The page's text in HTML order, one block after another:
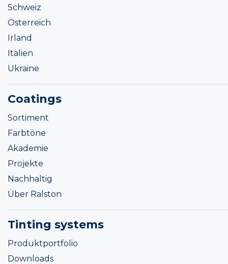
Schweiz
Österreich
Irland
Italien
Ukraine
Coatings
Sortiment
Farbtöne
Akademie
Projekte
Nachhaltig
Über Ralston
Tinting systems
Produktportfolio
Downloads